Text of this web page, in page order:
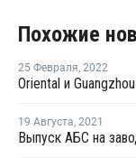
Похожие
25 Февраля, 2022
19 Августа, 2021
Выпуск АБС на